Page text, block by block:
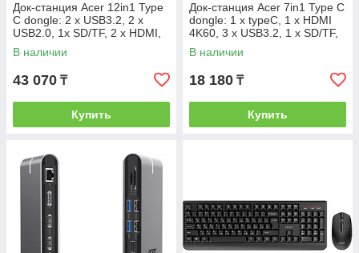
Док-станция Acer 12in1 Type
C dongle: 2 x USB3.2, 2 x
USB2.0, 1x SD/TF, 2 x HDMI,
1 x PD, 1 x DP, 1 x RJ45, 1 x
3.5 Audio, black
В наличии
43 070 ₸
Купить
Док-станция Acer 7in1 Type C
dongle: 1 x typeC, 1 x HDMI
4K60, 3 x USB3.2, 1 x SD/TF,
1 x PD, Gray
В наличии
18 180 ₸
Купить